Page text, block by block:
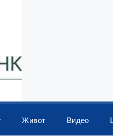
Живот Видео